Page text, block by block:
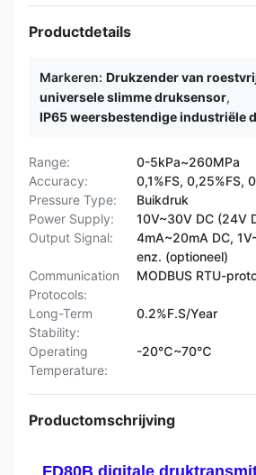
Productdetails
Markeren: Drukzender van
universele slimme druksensor,
IP65 weersbestendige industriële
Range:
0-5kPa~260MPa
Accuracy:
0,1%FS, 0,25%FS,
Pressure Type:
Buikdruk
Power Supply:
10V~30V DC (24V
Output Signal:
4mA~20mA DC,
enz. (optioneel)
Communication
Protocols:
MODBUS RTU-
Long-Term
Stability:
0.2%F.S/Year
Operating
Temperature:
-20℃~70℃
Productomschrijving
FD80B digitale